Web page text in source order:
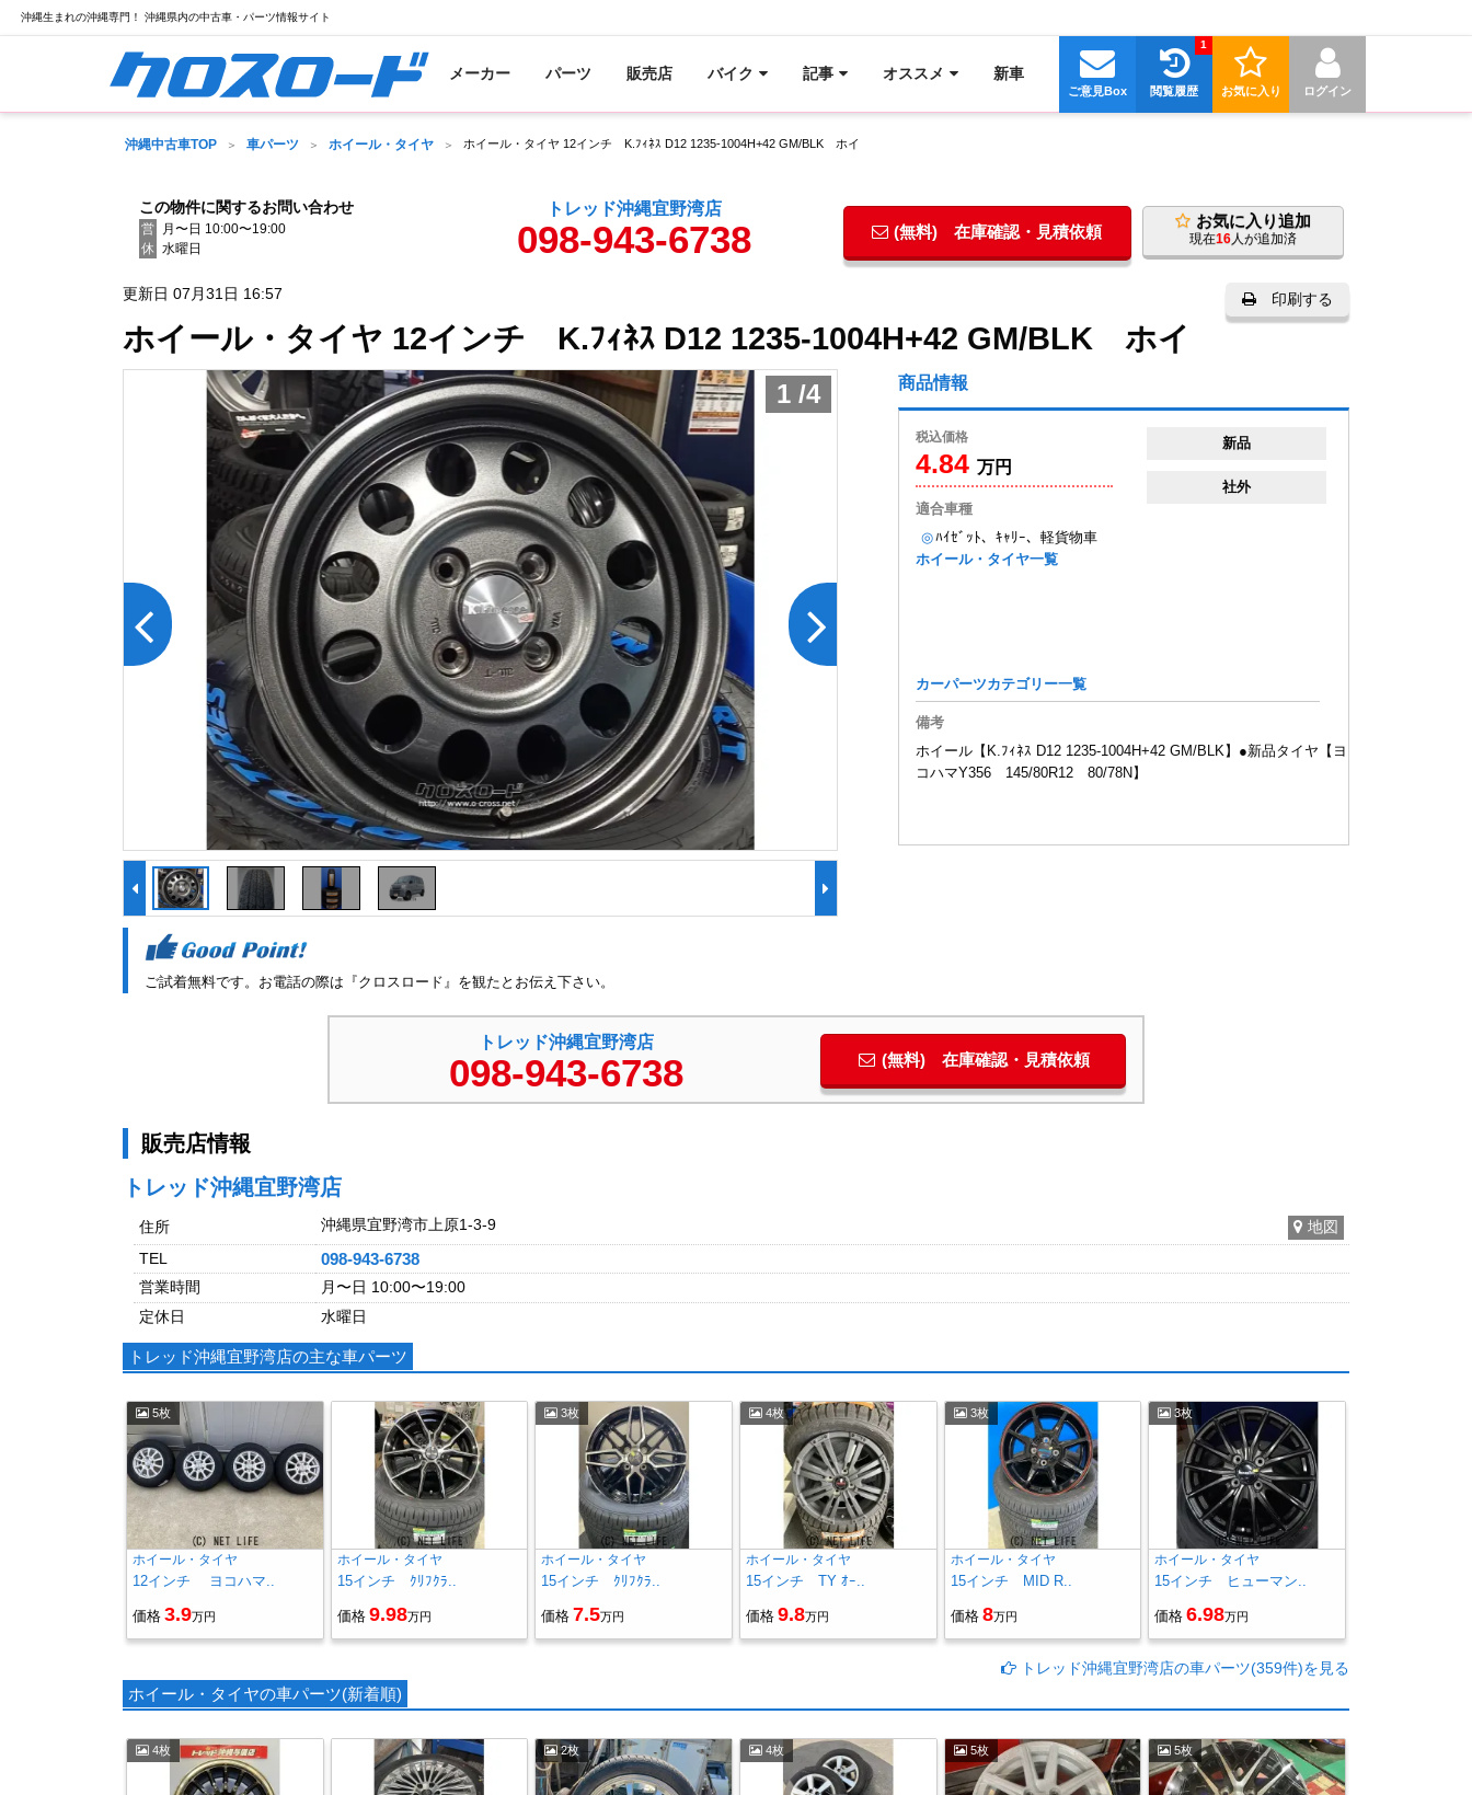
沖縄生まれの沖縄専門！ 沖縄県内の中古車・パーツ情報サイト
メーカー パーツ 販売店 バイク 記事 オススメ 新車
ログイン
お気に入り
閲覧履歴
1
ご意見Box
沖縄中古車TOP 車パーツ ホイール・タイヤ ホイール・タイヤ 12インチ K.ﾌｨﾈｽ D12 1235-1004H+42 GM/BLK ホイ
この物件に関するお問い合わせ
営
月〜日 10:00〜19:00
休 水曜日
トレッド沖縄宜野湾店
098-943-6738 (無料) 在庫確認・見積依頼
お気に入り追加
現在16人が追加済
更新日 07月31日 16:57 印刷する
ホイール・タイヤ 12インチ K.ﾌｨﾈｽ D12 1235-1004H+42 GM/BLK ホイ
商品情報
税込価格
4.84万円
新品
社外
適合車種
◎ﾊｲｾﾞｯﾄ、ｷｬﾘｰ、軽貨物車
ホイール・タイヤ一覧
カーパーツカテゴリー一覧
備考
ホイール【K.ﾌｨﾈｽ D12 1235-1004H+42 GM/BLK】●新品タイヤ【ヨ
コハマY356 145/80R12 80/78N】
1 /4
ご試着無料です。お電話の際は『クロスロード』を観たとお伝え下さい。
トレッド沖縄宜野湾店
098-943-6738 (無料) 在庫確認・見積依頼
販売店情報
トレッド沖縄宜野湾店
住所 沖縄県宜野湾市上原1-3-9
地図
TEL
098-943-6738
営業時間
月〜日 10:00〜19:00
定休日
水曜日
トレッド沖縄宜野湾店の主な車パーツ
5枚
ホイール・タイヤ
12インチ ヨコハマ..
価格 3.9万円
ホイール・タイヤ
15インチ ｸﾘﾌｸﾗ..
価格 9.98万円
3枚
ホイール・タイヤ
15インチ ｸﾘﾌｸﾗ..
価格 7.5万円
4枚
ホイール・タイヤ
15インチ TY ｵｰ..
価格 9.8万円
3枚
ホイール・タイヤ
15インチ MID R..
価格 8万円
3枚
ホイール・タイヤ
15インチ ヒューマン..
価格 6.98万円
トレッド沖縄宜野湾店の車パーツ(359件)を見る
ホイール・タイヤの車パーツ(新着順)
4枚 2枚 4枚 5枚 5枚